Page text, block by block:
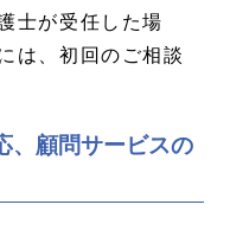
士が受任した場
は、初回のご相談
、顧問サービスの